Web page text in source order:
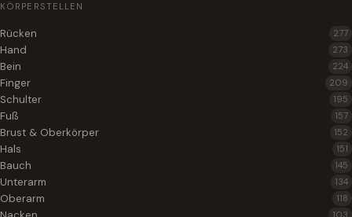
KÖRPERSTELLEN
Rücken 277
Hand 273
Bein 224
Finger 209
Schulter 195
Fuß 157
Brust & Oberkörper 152
Hals 151
Bauch 145
Unterarm 134
Oberarm 118
103